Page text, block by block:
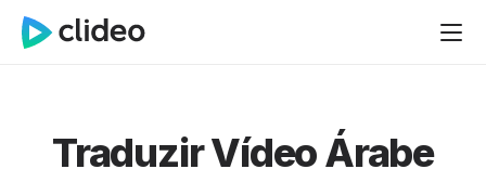
Traduzir Vídeo Árabe